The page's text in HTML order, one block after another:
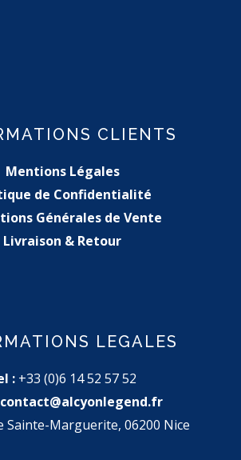
CLIENTS
Mentions Légales
de Confidentialité
Générales de Vente
Livraison & Retour
LEGALES
: +33 (0)6 14 52 57 52
contact@alcyonlegend.fr
Sainte-Marguerite, 06200 Nice